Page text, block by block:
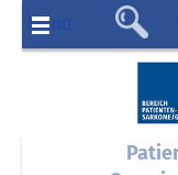
Menü